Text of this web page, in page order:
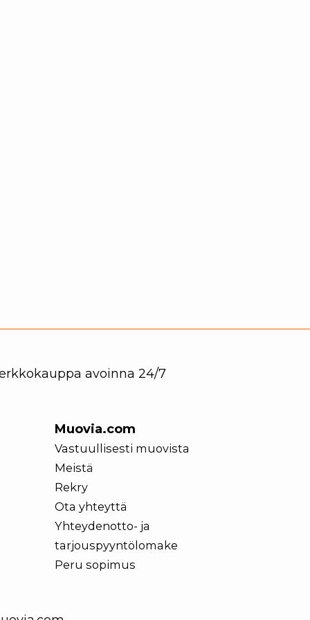
avoinna 24/7
Muovia.com
Vastuullisesti muovista
Meistä
Rekry
Ota yhteyttä
Yhteydenotto- ja
tarjouspyyntölomake
Peru sopimus